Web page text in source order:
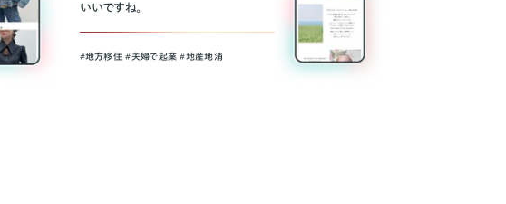
いいですね。
#地方移住 #夫婦で起業 #地産地消